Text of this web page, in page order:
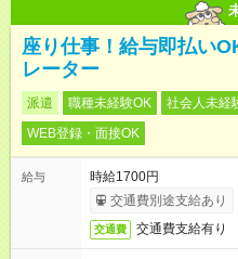
座り仕事！給与即払い
レーター
派遣 職種未経験OK 社会人未経
WEB登録・面接OK
給与
時給1700円
交通費別途支給あり
交通費 交通費支給有り